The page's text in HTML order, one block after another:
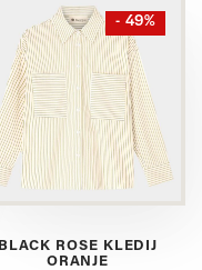
- 49%
BLACK ROSE KLEDIJ
ORANJE